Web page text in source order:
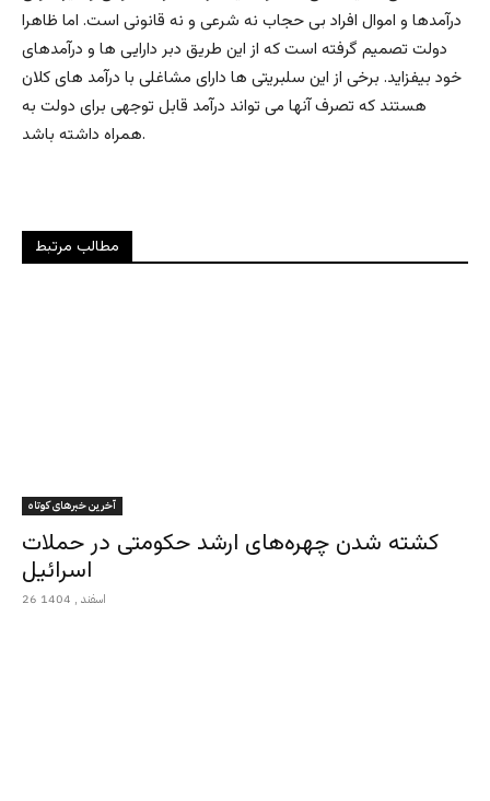
درآمدها و اموال افراد بی حجاب نه شرعی و نه قانونی است. اما ظاهرا
دولت تصمیم گرفته است که از این طریق دبر دارایی ها و درآمدهای
خود بیفزاید. برخی از این سلبریتی ها دارای مشاغلی با درآمد های کلان
هستند که تصرف آنها می تواند درآمد قابل توجهی برای دولت به
همراه داشته باشد.
مطالب مرتبط
آخرین خبرهای کوتاه
کشته شدن چهره‌های ارشد حکومتی در حملات
اسرائیل
26 اسفند , 1404